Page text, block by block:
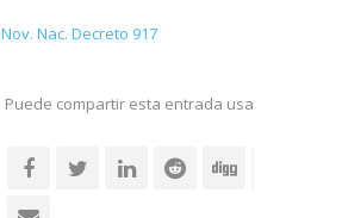
Nov. Nac. Decreto 917
Puede compartir esta entrada usando sus